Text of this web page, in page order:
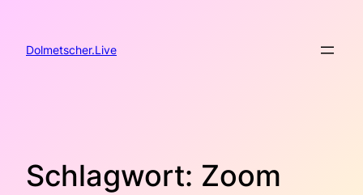
springen
Dolmetscher.Live
Schlagwort: Zoom